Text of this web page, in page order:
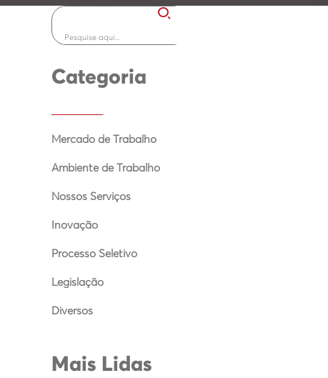
Categoria
Mercado de Trabalho
Ambiente de Trabalho
Nossos Serviços
Inovação
Processo Seletivo
Legislação
Diversos
Mais Lidas